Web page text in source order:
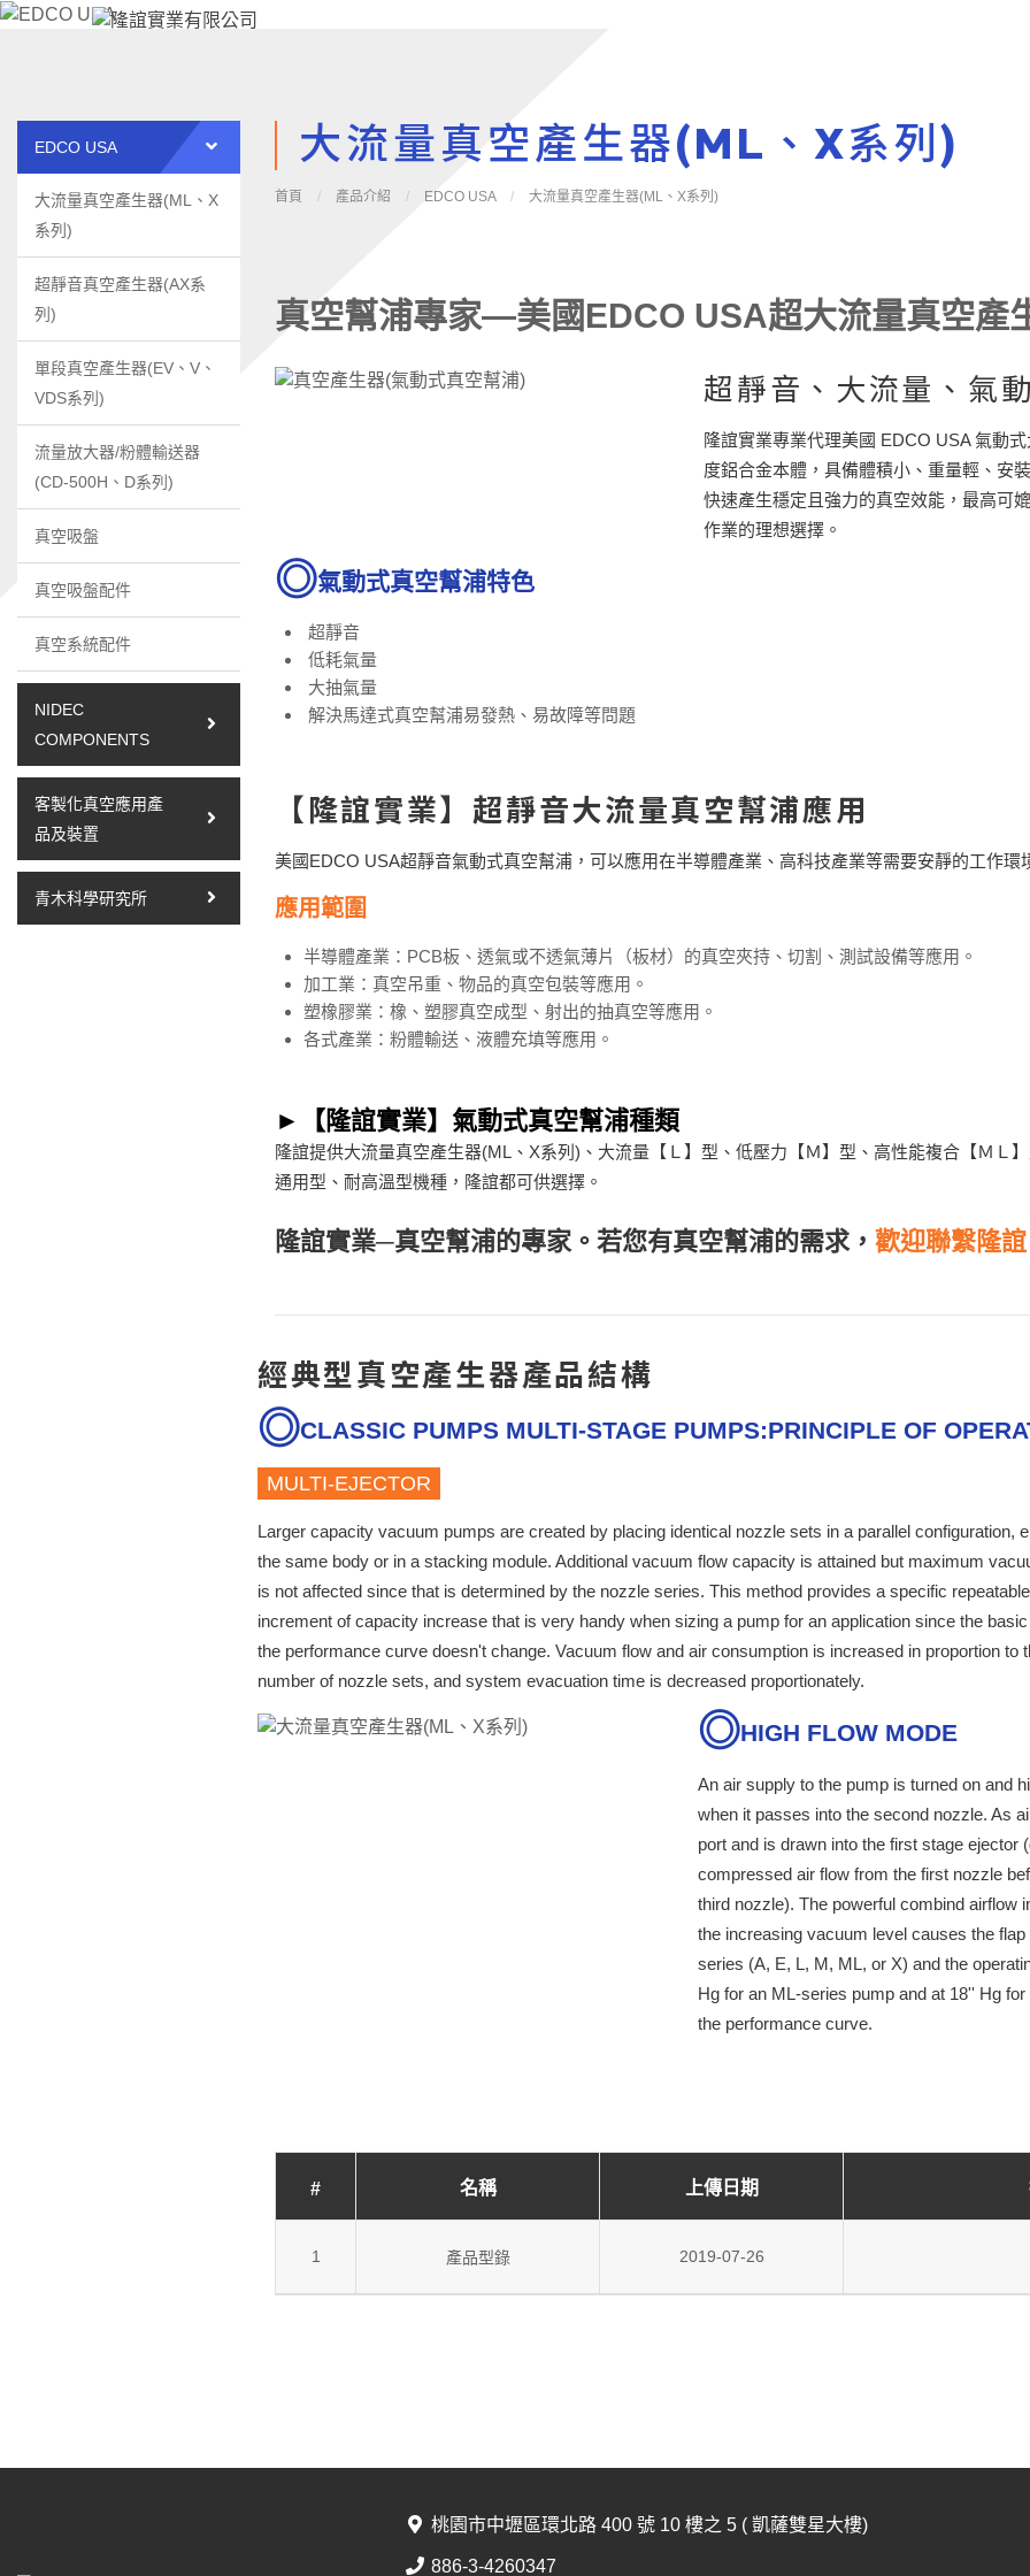
EDCO USA
大流量真空產生器(ML、X
系列)
超靜音真空產生器(AX系
列)
單段真空產生器(EV、V、
VDS系列)
流量放大器/粉體輸送器
(CD-500H、D系列)
真空吸盤
真空吸盤配件
真空系統配件
NIDEC
COMPONENTS
客製化真空應用產
品及裝置
青木科學研究所
大流量真空產生器(ML、X系列)
首頁 / 產品介紹 / EDCO USA / 大流量真空產生器(ML、X系列)
真空幫浦專家—美國EDCO USA超大流量真空產
超靜音、大流量、氣
隆誼實業專業代理美國 EDCO USA 氣動
度鋁合金本體，具備體積小、重量輕、安
快速產生穩定且強力的真空效能，最高可
作業的理想選擇。
氣動式真空幫浦特色
超靜音
低耗氣量
大抽氣量
解決馬達式真空幫浦易發熱、易故障等問題
【隆誼實業】超靜音大流量真空幫浦應用
美國EDCO USA超靜音氣動式真空幫浦，可以應用在半導體產業、高科技產業等需要安靜的工作環
應用範圍
半導體產業：PCB板、透氣或不透氣薄片（板材）的真空夾持、切割、測試設備等應用。
加工業：真空吊重、物品的真空包裝等應用。
塑橡膠業：橡、塑膠真空成型、射出的抽真空等應用。
各式產業：粉體輸送、液體充填等應用。
►【隆誼實業】氣動式真空幫浦種類
隆誼提供大流量真空產生器(ML、X系列)、大流量【Ｌ】型、低壓力【Ｍ】型、高性能複合【ＭＬ
通用型、耐高溫型機種，隆誼都可供選擇。
隆誼實業─真空幫浦的專家。若您有真空幫浦的需求， 歡迎聯繫隆誼
經典型真空產生器產品結構
CLASSIC PUMPS MULTI-STAGE PUMPS:PRINCIPLE OF
MULTI-EJECTOR
Larger capacity vacuum pumps are created by placing identical nozzle sets in a parallel configuration,
the same body or in a stacking module. Additional vacuum flow capacity is attained but maximum
is not affected since that is determined by the nozzle series. This method provides a specific repeatable
increment of capacity increase that is very handy when sizing a pump for an application since the
the performance curve doesn't change. Vacuum flow and air consumption is increased in proportion to
number of nozzle sets, and system evacuation time is decreased proportionately.
HIGH FLOW MODE
An air supply to the pump is turned on and
when it passes into the second nozzle. As
port and is drawn into the first stage
compressed air flow from the first nozzle
third nozzle). The powerful combind airflow
the increasing vacuum level causes the
series (A, E, L, M, ML, or X) and the
Hg for an ML-series pump and at 18'' Hg
the performance curve.
# 名稱 上傳日期
1 產品型錄 2019-07-26
桃園市中壢區環北路 400 號 10 樓之 5 ( 凱薩雙星大樓)
886-3-4260347